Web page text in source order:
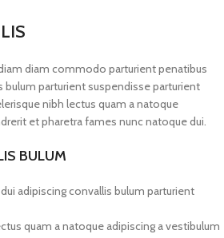
diam commodo parturient penatibus
bulum parturient suspendisse parturient
nibh lectus quam a natoque
et pharetra fames nunc natoque dui.
BULUM
adipiscing convallis bulum parturient
quam a natoque adipiscing a vestibulum